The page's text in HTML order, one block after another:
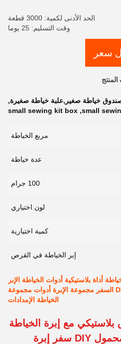
الحد الأدنى لكمية: 3000 قطعة
وقت التسليم: 25 يوما
سعر
خياطة صغير,علبة خياطة صغيرة,
small
,
small sewing kit box
مربع الخياطة
عدة خياطة
100 جرام
لون اختياري
كمية اختيارية
إبر الخياطة في القرص
أداة بلاستيكية أدوات الخياطة الإبر
القرص المنزلي المحمول DIY السفر مجموعة الإبرة أدوات مجموعة
الخياطة الإمدادات
مع إبرة الخياطة
في الأقراص المنزل المحمول DIY سفر إبرة